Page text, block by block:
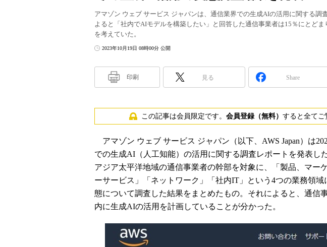
アマゾン ウェブ サービス ジャパンは、通信業界での生成AIの活用に関する調
よると「社内でAIモデルを構築したい」と回答した通信事業者は15％にとどま
を考えていた。
2023年10月19日 08時00分 公開
印刷 見る Share
この記事は会員限定です。 会員登録（無料） すると全てご
アマゾン ウェブ サービス ジャパン（以下、AWS Japan）は
での生成AI（人工知能）の活用に関する調査レポートを発表し
アジア太平洋地域の通信事業者の幹部を対象に、「製品、マー
ーサービス」「ネットワーク」「社内IT」という4つの業務領
態について調査した結果をまとめたもの。それによると、通信
内に生成AIの活用を計画していることが分かった。